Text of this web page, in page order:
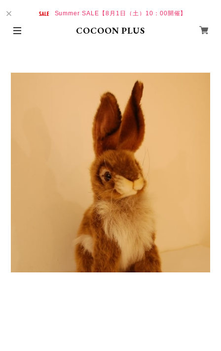
Summer SALE【8月1日（土）10：00開催】
COCOON PLUS